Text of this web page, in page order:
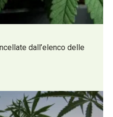
dall’elenco delle